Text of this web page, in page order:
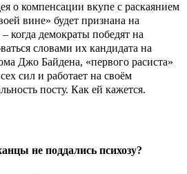
о компенсации вкупе с раскаянием
вине» будет признана на
когда демократы победят на
словами их кандидата на
Джо Байдена, «первого расиста»
сил и работает на своём
посту. Как ей кажется.
не поддались психозу?